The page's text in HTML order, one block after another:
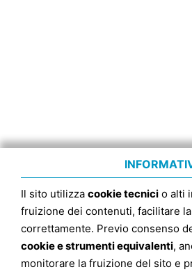
Il sito utilizza cookie tecnici o alti
fruizione dei contenuti, facilitare
correttamente. Previo consenso
cookie e strumenti equivalenti,
monitorare la fruizione del sito e